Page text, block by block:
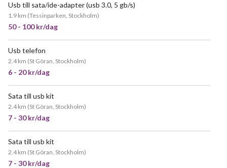
Usb till sata/ide-adapter (usb 3.0, 5 gb/s)
1.9 km (Tessinparken, Stockholm)
50 - 100 kr/dag
Usb telefon
2.4 km (St Göran, Stockholm)
6 - 20 kr/dag
Sata till usb kit
2.4 km (St Göran, Stockholm)
7 - 30 kr/dag
Sata till usb kit
2.4 km (St Göran, Stockholm)
7 - 30 kr/dag